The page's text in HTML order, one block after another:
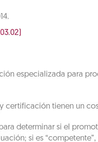
especializada para
tienen un
determinar si el
si es